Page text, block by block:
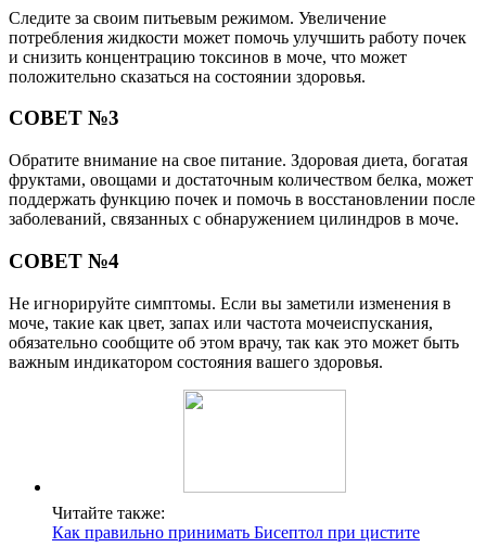
Следите за своим питьевым режимом. Увеличение
потребления жидкости может помочь улучшить работу почек
и снизить концентрацию токсинов в моче, что может
положительно сказаться на состоянии здоровья.
СОВЕТ №3
Обратите внимание на свое питание. Здоровая диета, богатая
фруктами, овощами и достаточным количеством белка, может
поддержать функцию почек и помочь в восстановлении после
заболеваний, связанных с обнаружением цилиндров в моче.
СОВЕТ №4
Не игнорируйте симптомы. Если вы заметили изменения в
моче, такие как цвет, запах или частота мочеиспускания,
обязательно сообщите об этом врачу, так как это может быть
важным индикатором состояния вашего здоровья.
Читайте также:
Как правильно принимать Бисептол при цистите